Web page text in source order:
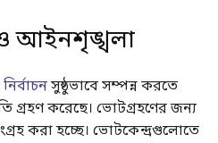
ও আইনশৃঙ্খলা
সুষ্ঠুভাবে সম্পন্ন করতে
গ্রহণ করেছে। ভোটগ্রহণের জন্য
করা হচ্ছে। ভোটকেন্দ্রগুলোতে